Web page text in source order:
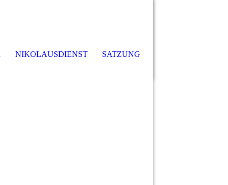
NIKOLAUSDIENST SATZUNG